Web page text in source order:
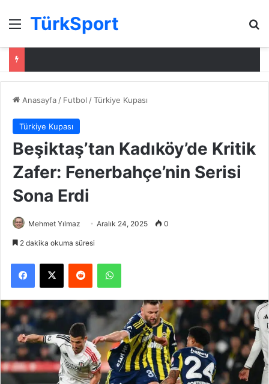
Menü
TürkSport
Anasayfa / Futbol /Türkiye Kupası
Türkiye Kupası
Beşiktaş’tan Kadıköy’de Kritik
Zafer: Fenerbahçe’nin Serisi
Sona Erdi
Mehmet Yılmaz Aralık 24, 2025 0
2 dakika okuma süresi
Facebook
X Reddit WhatsApp